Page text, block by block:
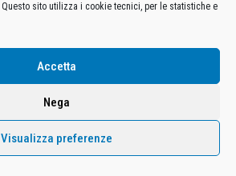
Questo sito utilizza i cookie tecnici, per le statistiche e
Accetta
Nega
Visualizza preferenze